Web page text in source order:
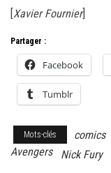
[Xavier Fournier]
Partager :
Facebook
Tumblr
Mots-clés comics
Avengers
Nick Fury